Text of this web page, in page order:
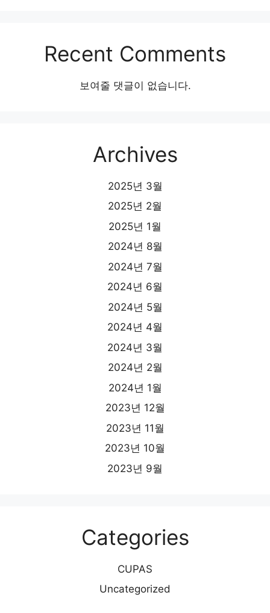
Recent Comments
보여줄 댓글이 없습니다.
Archives
2025년 3월
2025년 2월
2025년 1월
2024년 8월
2024년 7월
2024년 6월
2024년 5월
2024년 4월
2024년 3월
2024년 2월
2024년 1월
2023년 12월
2023년 11월
2023년 10월
2023년 9월
Categories
CUPAS
Uncategorized